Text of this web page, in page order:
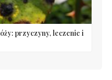
przyczyny, leczenie i